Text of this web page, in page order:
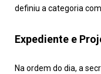
definiu a categoria
Expediente e
Na ordem do dia, a